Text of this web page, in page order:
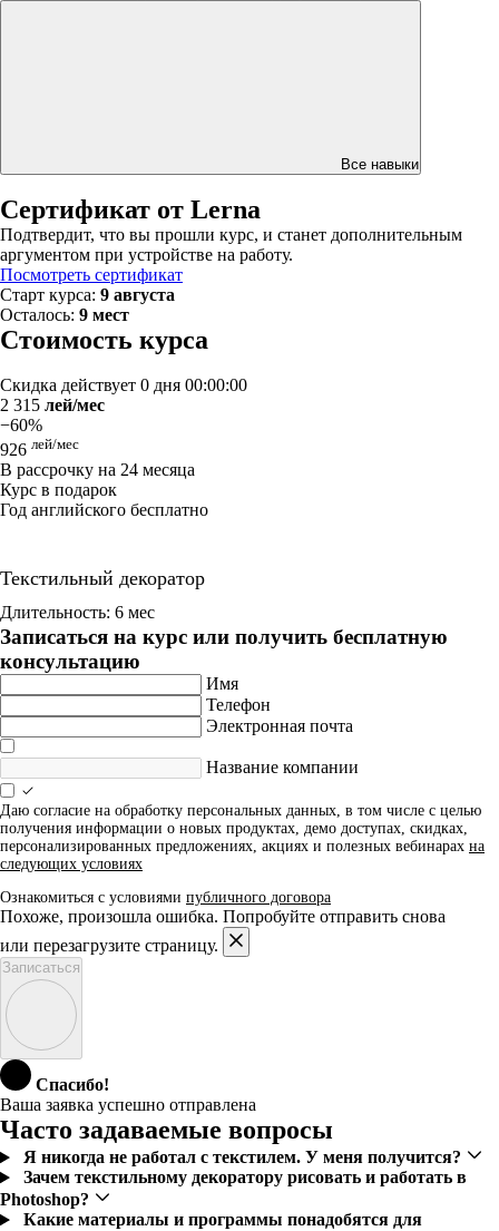
Все навыки
Сертификат от Lerna
Подтвердит, что вы прошли курс, и станет дополнительным
аргументом при устройстве на работу.
Посмотреть сертификат
Старт курса: 9 августа
Осталось: 9 мест
Стоимость курса
Скидка действует 0 дня 00:00:00
2 315 лей/мес
−60%
926 лей/мес
В рассрочку на 24 месяца
Курс в подарок
Год английского бесплатно
Текстильный декоратор
Длительность: 6 мес
Записаться на курс или получить бесплатную
консультацию
Имя
Телефон
Электронная почта
Название компании
Даю согласие на обработку персональных данных, в том числе с целью
получения информации о новых продуктах, демо доступах, скидках,
персонализированных предложениях, акциях и полезных вебинарах на
следующих условиях
Ознакомиться с условиями публичного договора
Похоже, произошла ошибка. Попробуйте отправить снова
или перезагрузите страницу.
Записаться
Спасибо!
Ваша заявка успешно отправлена
Часто задаваемые вопросы
Я никогда не работал с текстилем. У меня получится?
Зачем текстильному декоратору рисовать и работать в
Photoshop?
Какие материалы и программы понадобятся для